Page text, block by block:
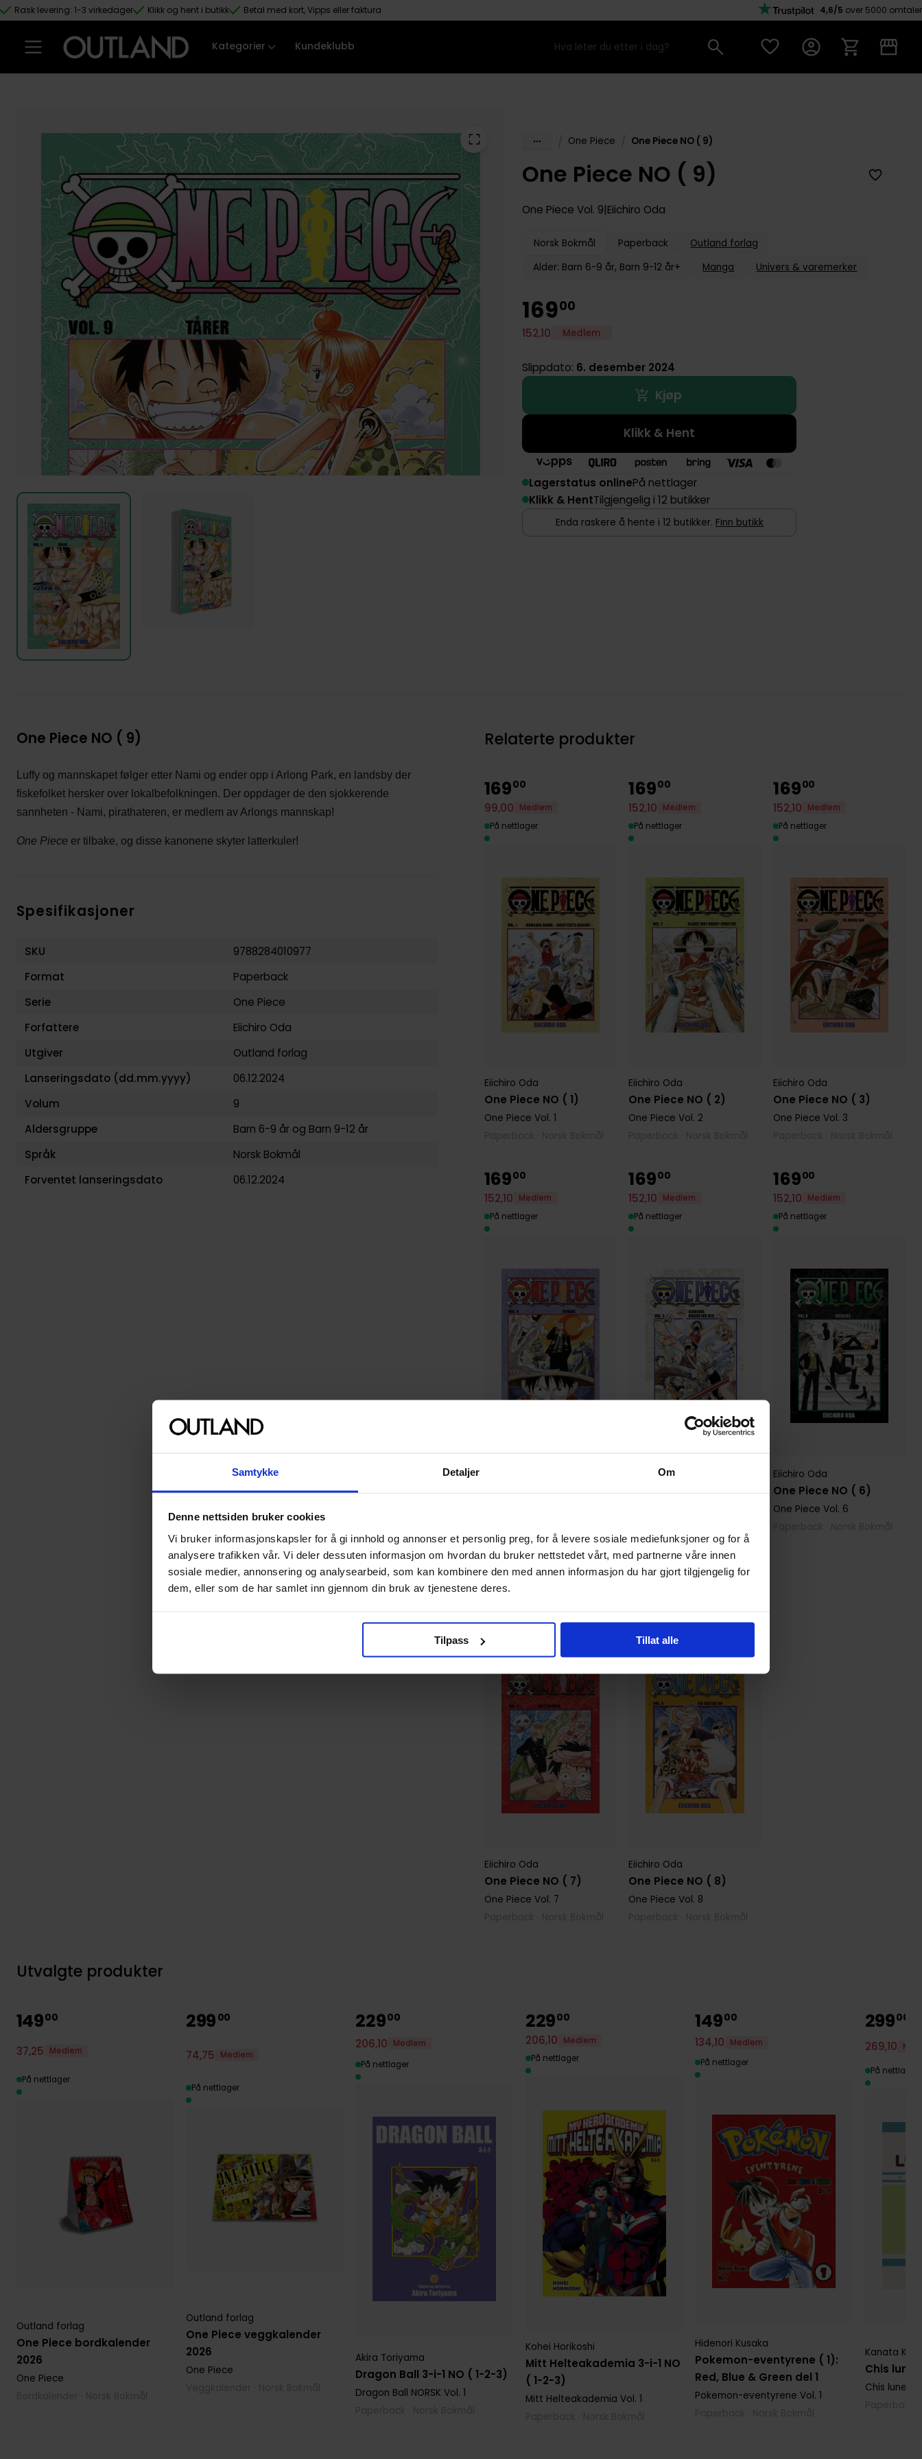
Samtykke Detaljer Om
Denne nettsiden bruker cookies
Vi bruker informasjonskapsler for å gi innhold og annonser et personlig preg, for å levere sosiale mediefunksjoner og for å
analysere trafikken vår. Vi deler dessuten informasjon om hvordan du bruker nettstedet vårt, med partnerne våre innen
sosiale medier, annonsering og analysearbeid, som kan kombinere den med annen informasjon du har gjort tilgjengelig for
dem, eller som de har samlet inn gjennom din bruk av tjenestene deres.
Tilpass Tillat alle
Hopp til hovedinnhold
Rask levering: 1-3 virkedager Klikk og hent i butikk Betal med kort, Vipps eller faktura 4,6/5 over 5000 omtaler
Kategorier Kundeklubb
One Piece One Piece NO ( 9)
One Piece NO ( 9)
One Piece Vol. 9 Eiichiro Oda
Norsk Bokmål Paperback
Outland forlag
Alder: Barn 6-9 år, Barn 9-12 år+
Manga Univers & varemerker
16900
152,10 Medlem
Slippdato: 6. desember 2024
Kjøp
Klikk & Hent
Lagerstatus onlinePå nettlager
Klikk & HentTilgjengelig i 12 butikker
Enda raskere å hente i 12 butikker. Finn butikk
One Piece NO ( 9)
Luffy og mannskapet følger etter Nami og ender opp i Arlong Park, en landsby der
fiskefolket hersker over lokalbefolkningen. Der oppdager de den sjokkerende
sannheten - Nami, pirathateren, er medlem av Arlongs mannskap!
One Piece er tilbake, og disse kanonene skyter latterkuler!
Spesifikasjoner
SKU
9788284010977
Format
Paperback
Serie
One Piece
Forfattere
Eiichiro Oda
Utgiver
Outland forlag
Lanseringsdato (dd.mm.yyyy)
06.12.2024
Volum
9
Aldersgruppe
Barn 6-9 årog Barn 9-12 år
Språk
Norsk Bokmål
Forventet lanseringsdato
06.12.2024
Relaterte produkter
One Piece NO ( 1)
Eiichiro Oda
One Piece Vol. 1
16900
99,00
Medlem
På nettlager
One Piece NO ( 2)
Eiichiro Oda
One Piece Vol. 2
16900
152,10
Medlem
På nettlager
One Piece NO ( 3)
Eiichiro Oda
One Piece Vol. 3
16900
152,10
Medlem
På nettlager
16900
152,10
Medlem
På nettlager
Eiichiro Oda
16900
152,10
Medlem
På nettlager
One Piece NO ( 6)
Eiichiro Oda
One Piece Vol. 6
16900
152,10
Medlem
På nettlager
One Piece NO ( 7)
Eiichiro Oda
One Piece Vol. 7
169
152,10
One Piece NO ( 8)
Eiichiro Oda
One Piece Vol. 8
169 00
Utvalgte produkter
One Piece bordkalender
2026
Outland forlag
One Piece
14900
37,25 Medlem
På nettlager
One Piece veggkalender
2026
Outland forlag
One Piece
299 00
74,75 Medlem
På nettlager
Dragon Ball 3-i-1 NO ( 1-2-3)
Akira Toriyama
Dragon Ball NORSK Vol. 1
22900
206,10
Medlem
På nettlager
Mitt Helteakademia 3-i-1 NO
( 1-2-3)
Kohei Horikoshi
Mitt Helteakademia Vol. 1
22900
206,10
Medlem
På nettlager
Pokemon-eventyrene ( 1):
Red, Blue & Green del 1
Hidenori Kusaka
Pokemon-eventyrene Vol. 1
14900
134,10
Medlem
På nettlager
Chis lune
Kanata
Chis lune
29900
269,10
På nettlager